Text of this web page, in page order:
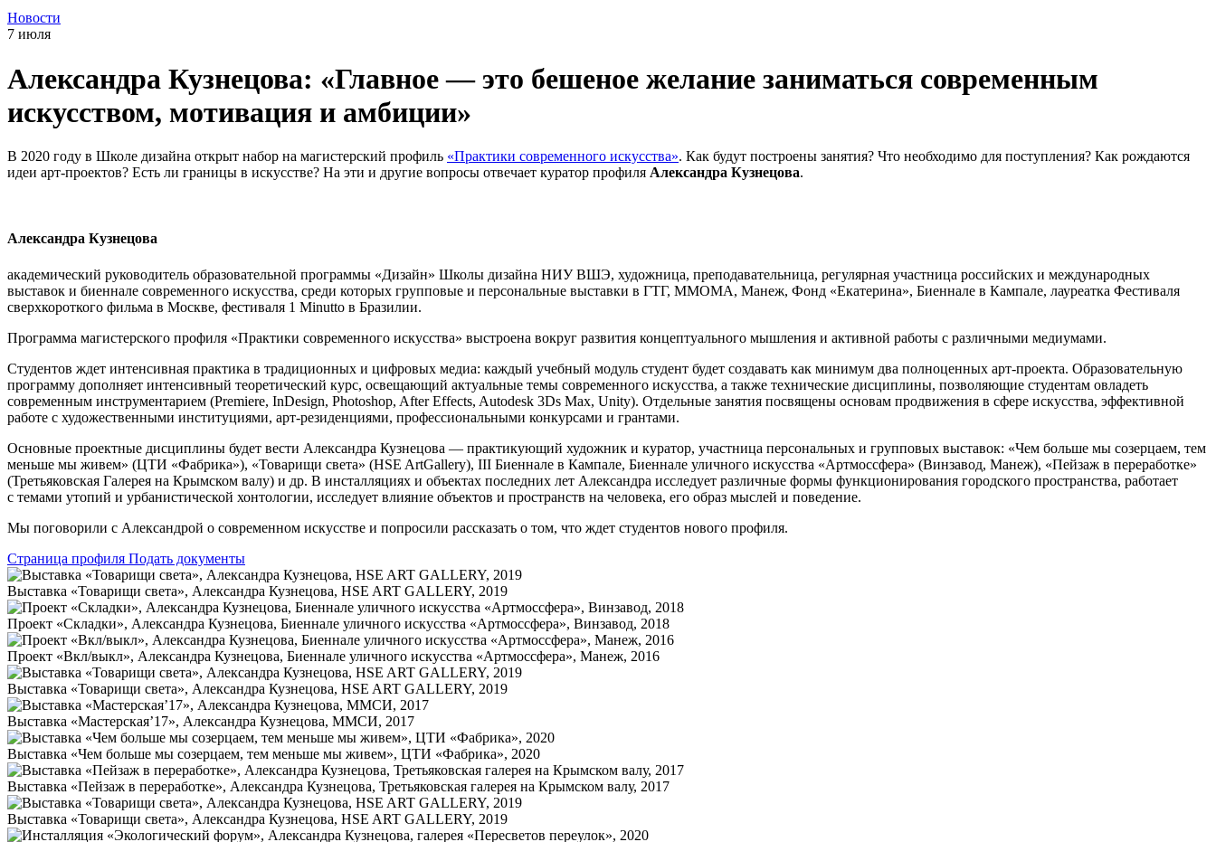
Новости
7 июля
Александра Кузнецова: «Главное — это бешеное желание заниматься современным
искусством, мотивация и амбиции»
В 2020 году в Школе дизайна открыт набор на магистерский профиль «Практики современного искусства». Как будут построены занятия? Что необходимо для поступления? Как рождаются
идеи арт-проектов? Есть ли границы в искусстве? На эти и другие вопросы отвечает куратор профиля Александра Кузнецова.
Александра Кузнецова
академический руководитель образовательной программы «Дизайн» Школы дизайна НИУ ВШЭ, художница, преподавательница, регулярная участница российских и международных
выставок и биеннале современного искусства, среди которых групповые и персональные выставки в ГТГ, ММОМА, Манеж, Фонд «Екатерина», Биеннале в Кампале, лауреатка Фестиваля
сверхкороткого фильма в Москве, фестиваля 1 Minutto в Бразилии.
Программа магистерского профиля «Практики современного искусства» выстроена вокруг развития концептуального мышления и активной работы с различными медиумами.
Студентов ждет интенсивная практика в традиционных и цифровых медиа: каждый учебный модуль студент будет создавать как минимум два полноценных арт-проекта. Образовательную
программу дополняет интенсивный теоретический курс, освещающий актуальные темы современного искусства, а также технические дисциплины, позволяющие студентам овладеть
современным инструментарием (Premiere, InDesign, Photoshop, After Effects, Autodesk 3Ds Max, Unity). Отдельные занятия посвящены основам продвижения в сфере искусства, эффективной
работе с художественными институциями, арт-резиденциями, профессиональными конкурсами и грантами.
Основные проектные дисциплины будет вести Александра Кузнецова — практикующий художник и куратор, участница персональных и групповых выставок: «Чем больше мы созерцаем, тем
меньше мы живем» (ЦТИ «Фабрика»), «Товарищи света» (HSE ArtGallery), III Биеннале в Кампале, Биеннале уличного искусства «Артмоссфера» (Винзавод, Манеж), «Пейзаж в переработке»
(Третьяковская Галерея на Крымском валу) и др. В инсталляциях и объектах последних лет Александра исследует различные формы функционирования городского пространства, работает
с темами утопий и урбанистической хонтологии, исследует влияние объектов и пространств на человека, его образ мыслей и поведение.
Мы поговорили с Александрой о современном искусстве и попросили рассказать о том, что ждет студентов нового профиля.
Страница профиля Подать документы
Выставка «Товарищи света», Александра Кузнецова, HSE ART GALLERY, 2019
Проект «Складки», Александра Кузнецова, Биеннале уличного искусства «Артмоссфера», Винзавод, 2018
Проект «Вкл/выкл», Александра Кузнецова, Биеннале уличного искусства «Артмоссфера», Манеж, 2016
Выставка «Товарищи света», Александра Кузнецова, HSE ART GALLERY, 2019
Выставка «Мастерская’17», Александра Кузнецова, ММСИ, 2017
Выставка «Чем больше мы созерцаем, тем меньше мы живем», ЦТИ «Фабрика», 2020
Выставка «Пейзаж в переработке», Александра Кузнецова, Третьяковская галерея на Крымском валу, 2017
Выставка «Товарищи света», Александра Кузнецова, HSE ART GALLERY, 2019